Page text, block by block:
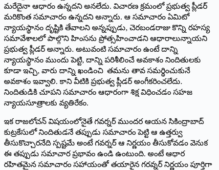
మరేదైనా ఆధారం ఉన్నదని అనలేదు. విచారణ క్రమంలో ప్రభుత్వ ప్లీడర్‌
మరికొంత సమాచారం ఉన్నదని అన్నారు. ఆ సమాచారం ఏమిటో
న్యాయస్థానం దృష్టికి తేవాలని అన్నప్పుడు, చెరబండరాజు కొన్ని రహస్య
సమావేశాలలో పాల్గొని హింసను ప్రోత్సహించాడని ఆధారాలున్నాయని
ప్రభుత్వ ప్లీడర్‌ అన్నారు. అటువంటి సమాచారం ఉంటే దాన్ని
న్యాయస్థానం ముందు పెట్టి, దాన్ని పరిశీలించే అవకాశం నిందితులకు
కూడా ఇచ్చి, వారు దాన్ని ఖండించి తమను తావ­ సమర్థించుకునే
అవకాశం ఇవ్వాలి. కాని వీటికి ప్రభుత్వ ప్లీడర్‌ అంగీకరించలేదు.
నిందితుడికి చూపని సమాచారం ఆధారంగా శిక్ష విధించడం సహజ
న్యాయసూత్రాలకు వ్యతిరేకం.
ఇక రాజలోచన్‌ విషయంలోనైతే గవర్నర్‌ ముందర ఆయన సికింద్రాబాద్‌
కుట్రకేసులో నిందితుడనే తప్పుడు సమాచారం పెట్టి ఆ ఉత్తర్వు
తీసుకొచ్చారనేది స్పష్టమే అంటే గవర్నర్‌ ఆ నిర్ణయం తీసుకోవడం వెనుక
ఈ తప్పుడు సమాచార ప్రభావం ఉండి ఉంటుంది. అంటే ఆధార
రహితమైన సమాచారం సహాయంతో తయారైన గరవ్నర్‌ నిర్ణయం పూర్తిగా